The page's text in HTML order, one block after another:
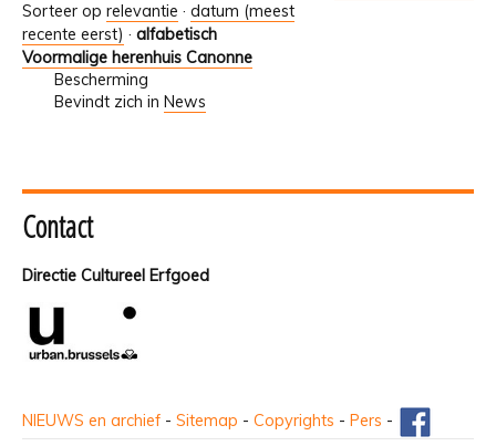
Sorteer op relevantie · datum (meest
recente eerst) · alfabetisch
Voormalige herenhuis Canonne
Bescherming
Bevindt zich in News
Contact
Directie Cultureel Erfgoed
NIEUWS en archief - Sitemap - Copyrights - Pers -